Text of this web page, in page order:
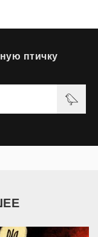
птичку